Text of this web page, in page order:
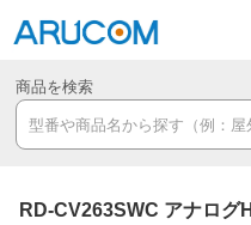
商品を検索
RD-CV263SWC アナログ